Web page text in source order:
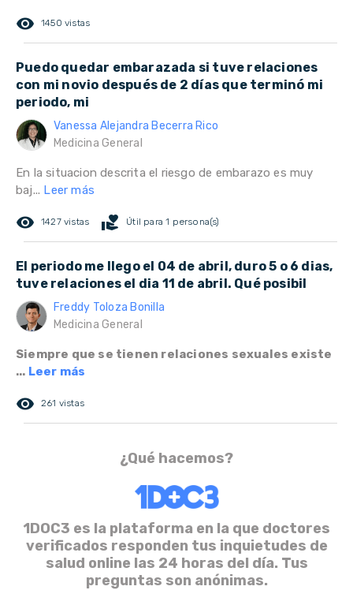
remove_red_eye 1450 vistas
Puedo quedar embarazada si tuve relaciones
con mi novio después de 2 días que terminó mi
periodo, mi
Vanessa Alejandra Becerra Rico
Medicina General
En la situacion descrita el riesgo de embarazo es muy
baj... Leer más
remove_red_eye 1427 vistas volunteer_activism Útil para 1 persona(s)
El periodo me llego el 04 de abril, duro 5 o 6 dias,
tuve relaciones el dia 11 de abril. Qué posibil
Freddy Toloza Bonilla
Medicina General
Siempre que se tienen relaciones sexuales existe
... Leer más
remove_red_eye 261 vistas
¿Qué hacemos?
1DOC3 es la plataforma en la que doctores
verificados responden tus inquietudes de
salud online las 24 horas del día. Tus
preguntas son anónimas.